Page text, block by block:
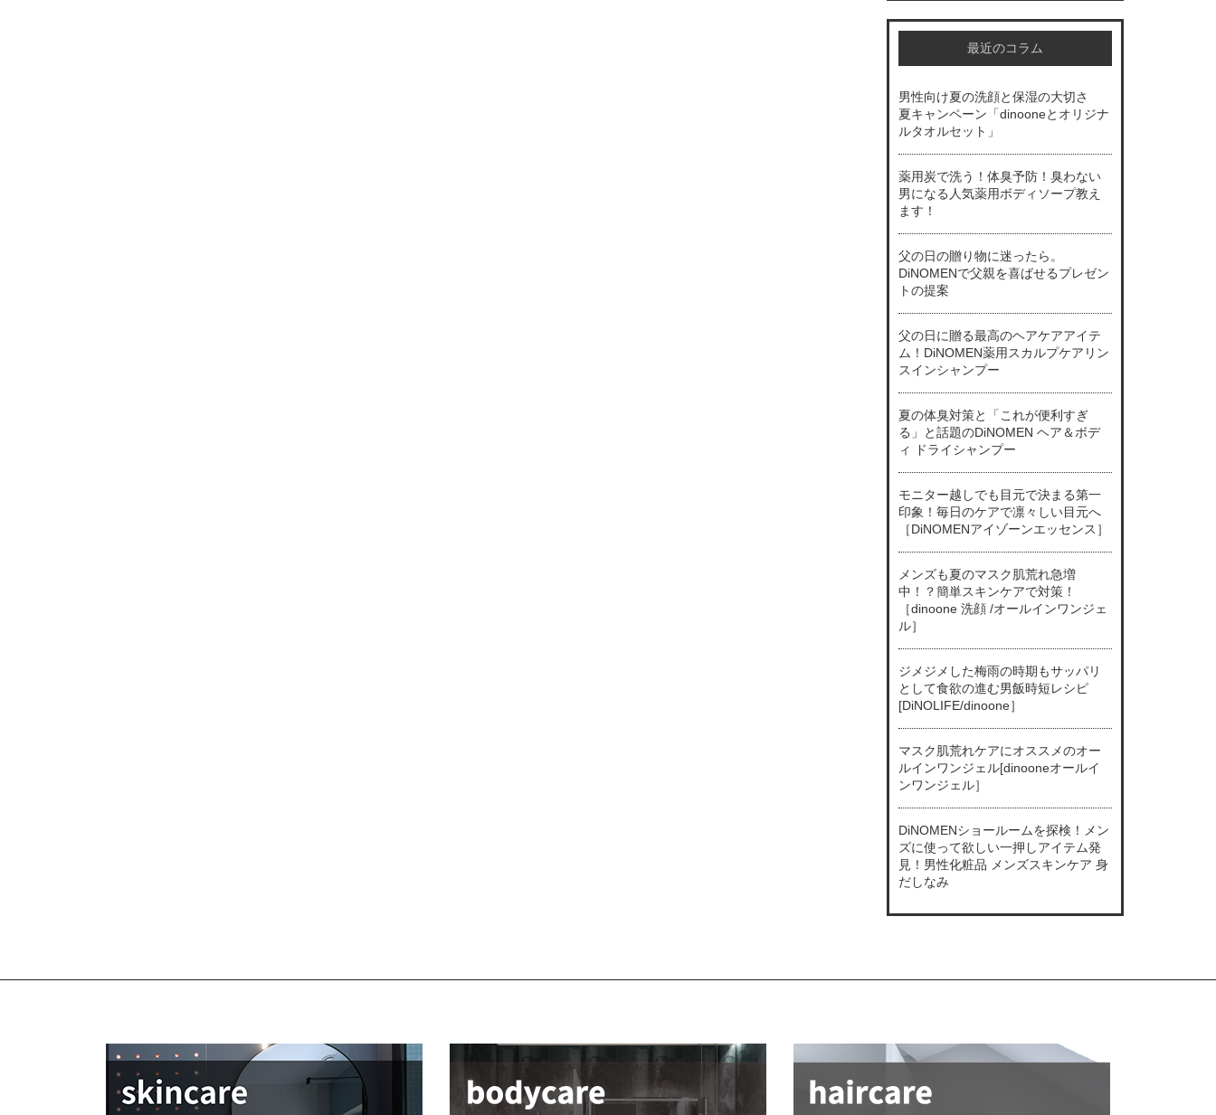
最近のコラム
男性向け夏の洗顔と保湿の大切さ
夏キャンペーン「dinooneとオリジナ
ルタオルセット」
薬用炭で洗う！体臭予防！臭わない
男になる人気薬用ボディソープ教え
ます！
父の日の贈り物に迷ったら。
DiNOMENで父親を喜ばせるプレゼン
トの提案
父の日に贈る最高のヘアケアアイテ
ム！DiNOMEN薬用スカルプケアリン
スインシャンプー
夏の体臭対策と「これが便利すぎ
る」と話題のDiNOMEN ヘア＆ボデ
ィ ドライシャンプー
モニター越しでも目元で決まる第一
印象！毎日のケアで凛々しい目元へ
［DiNOMENアイゾーンエッセンス］
メンズも夏のマスク肌荒れ急増
中！？簡単スキンケアで対策！
［dinoone 洗顔 /オールインワンジェ
ル］
ジメジメした梅雨の時期もサッパリ
として食欲の進む男飯時短レシピ
[DiNOLIFE/dinoone］
マスク肌荒れケアにオススメのオー
ルインワンジェル[dinooneオールイ
ンワンジェル］
DiNOMENショールームを探検！メン
ズに使って欲しい一押しアイテム発
見！男性化粧品 メンズスキンケア 身
だしなみ